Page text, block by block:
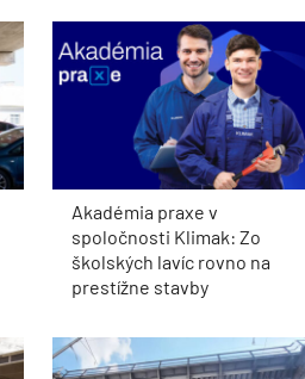
Akadémia praxe v
spoločnosti Klimak: Zo
školských lavíc rovno na
prestížne stavby